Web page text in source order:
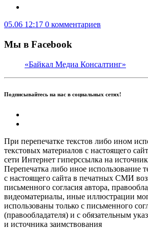
05.06 12:17 0 комментариев
Мы в Facebook
«Байкал Медиа Консалтинг»
Подписывайтесь на нас в социальных сетях!
При перепечатке текстов либо ином
текстовых материалов с настоящего
сети Интернет гиперссылка на источник
Перепечатка либо иное использование
с настоящего сайта в печатных СМИ
письменного согласия автора,
видеоматериалы, иные иллюстрации
использованы только с письменного
(правообладателя) и с обязательным
и источника заимствования